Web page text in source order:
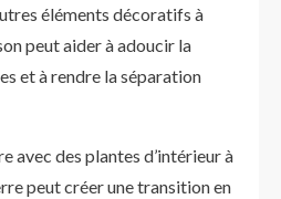
éléments décoratifs à
peut aider à adoucir la
et à rendre la séparation
avec des plantes d’intérieur à
peut créer une transition en